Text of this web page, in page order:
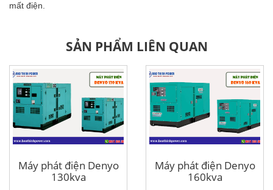
mất điện.
SẢN PHẨM LIÊN QUAN
Máy phát điện Denyo
130kva
Máy phát điện Denyo
160kva